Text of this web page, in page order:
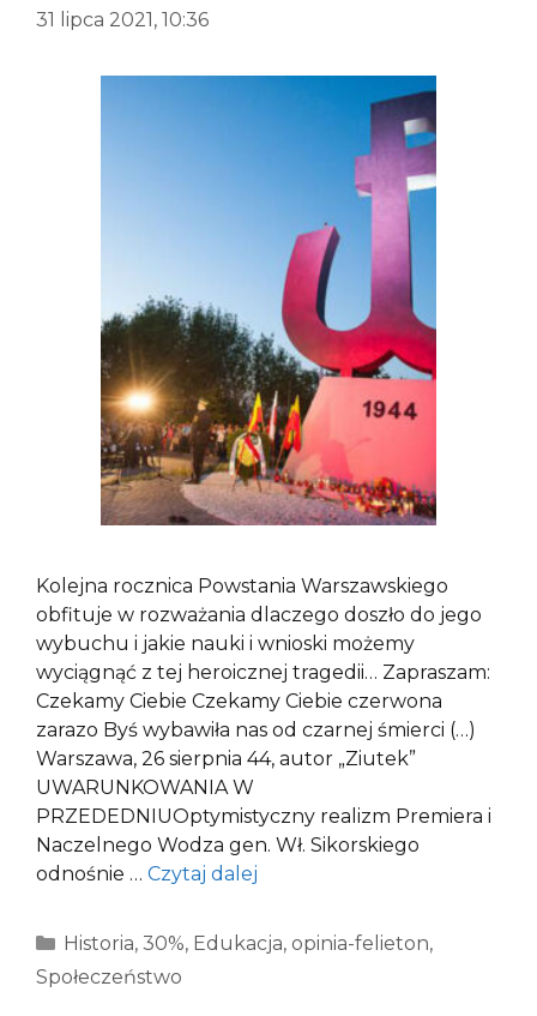
31 lipca 2021, 10:36
Kolejna rocznica Powstania Warszawskiego
obfituje w rozważania dlaczego doszło do jego
wybuchu i jakie nauki i wnioski możemy
wyciągnąć z tej heroicznej tragedii… Zapraszam:
Czekamy Ciebie Czekamy Ciebie czerwona
zarazo Byś wybawiła nas od czarnej śmierci (…)
Warszawa, 26 sierpnia 44, autor „Ziutek”
UWARUNKOWANIA W
PRZEDEDNIUOptymistyczny realizm Premiera i
Naczelnego Wodza gen. Wł. Sikorskiego
odnośnie … Czytaj dalej
Kategorie
Historia, 30%, Edukacja, opinia-felieton,
Społeczeństwo